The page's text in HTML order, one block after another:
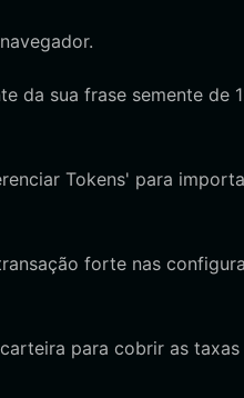
da sua frase semente de
Tokens' para
forte nas
para cobrir as taxas